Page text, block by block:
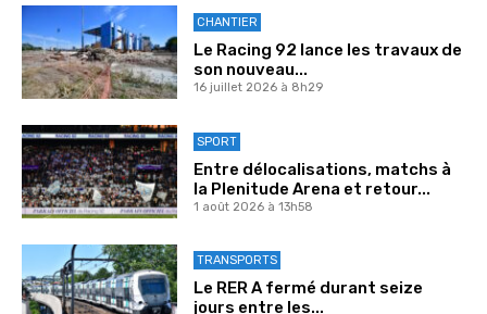
CHANTIER
Le Racing 92 lance les travaux de
son nouveau...
16 juillet 2026 à 8h29
SPORT
Entre délocalisations, matchs à
la Plenitude Arena et retour...
1 août 2026 à 13h58
TRANSPORTS
Le RER A fermé durant seize
jours entre les...